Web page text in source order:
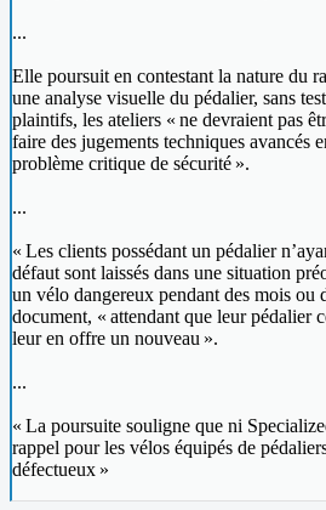
...
Elle poursuit en contestant la nature du
une analyse visuelle du pédalier, sans
plaintifs, les ateliers « ne devraient pas
faire des jugements techniques avancés
problème critique de sécurité ».
...
« Les clients possédant un pédalier
défaut sont laissés dans une situation
un vélo dangereux pendant des mois ou
document, « attendant que leur pédalier
leur en offre un nouveau ».
...
« La poursuite souligne que ni
rappel pour les vélos équipés de
défectueux »